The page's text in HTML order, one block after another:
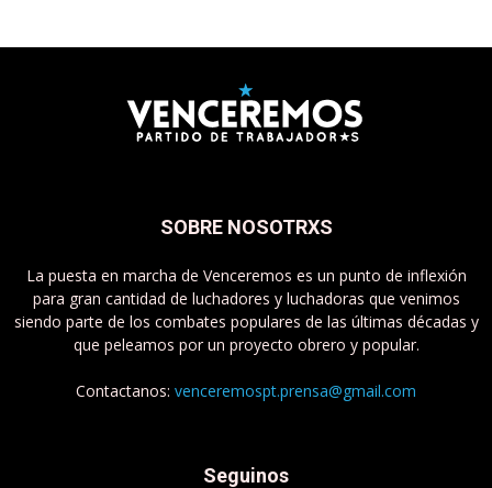
SOBRE NOSOTRXS
La puesta en marcha de Venceremos es un punto de inflexión
para gran cantidad de luchadores y luchadoras que venimos
siendo parte de los combates populares de las últimas décadas y
que peleamos por un proyecto obrero y popular.
Contactanos: venceremospt.prensa@gmail.com
Seguinos